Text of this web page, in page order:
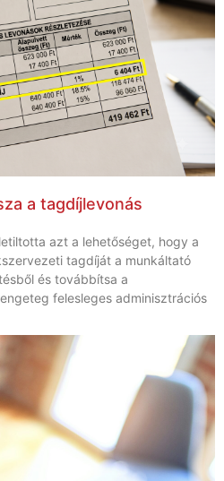
a tagdíjlevonás
azt a lehetőséget, hogy a
tagdíját a munkáltató
és továbbítsa a
felesleges adminisztrációs